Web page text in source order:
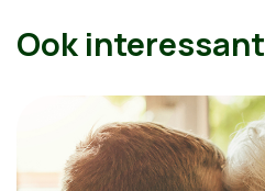
Ook interessant